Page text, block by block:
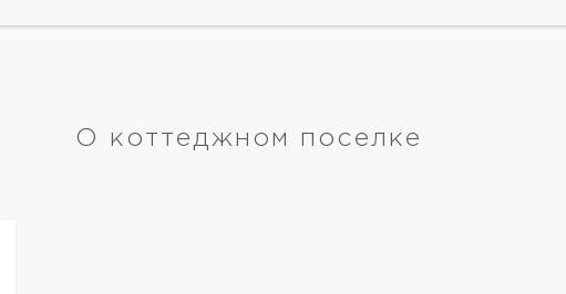
О коттеджном поселке